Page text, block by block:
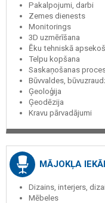
Pakalpojumi, darbi
Zemes dienests
Monitorings
3D uzmērīšana
Ēku tehniskā
Telpu kopšana
Saskaņošanas
Būvvaldes,
Ģeoloģija
Ģeodēzija
Kravu pārvadājumi
MĀJOKĻA
Dizains, interjers,
Mēbeles